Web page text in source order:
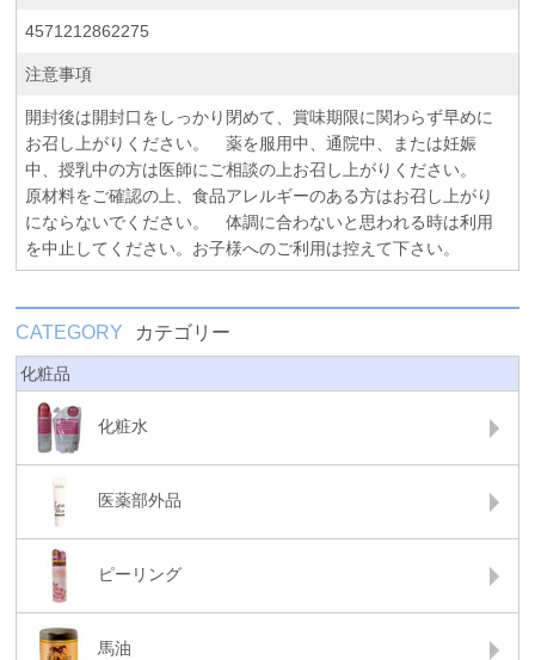
4571212862275
注意事項
開封後は開封口をしっかり閉めて、賞味期限に関わらず早めに
お召し上がりください。 薬を服用中、通院中、または妊娠
中、授乳中の方は医師にご相談の上お召し上がりください。
原材料をご確認の上、食品アレルギーのある方はお召し上がり
にならないでください。 体調に合わないと思われる時は利用
を中止してください。お子様へのご利用は控えて下さい。
CATEGORY カテゴリー
化粧品
化粧水
医薬部外品
ピーリング
馬油